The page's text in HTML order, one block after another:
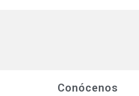
Conócenos